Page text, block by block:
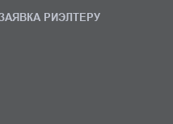
РИЭЛТЕРУ